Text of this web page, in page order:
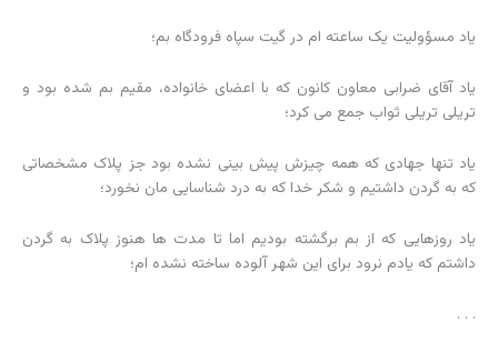
یاد مسؤولیت یک ساعته ام در گیت سپاه فرودگاه بم؛
یاد آقای ضرابی معاون کانون که با اعضای خانواده، مقیم بم شده بود و
تریلی تریلی ثواب جمع می کرد؛
یاد تنها جهادی که همه چیزش پیش بینی نشده بود جز پلاک مشخصاتی
که به گردن داشتیم و شکر خدا که به درد شناسایی مان نخورد؛
یاد روزهایی که از بم برگشته بودیم اما تا مدت ها هنوز پلاک به گردن
داشتم که یادم نرود برای این شهر آلوده ساخته نشده ام؛
. . .